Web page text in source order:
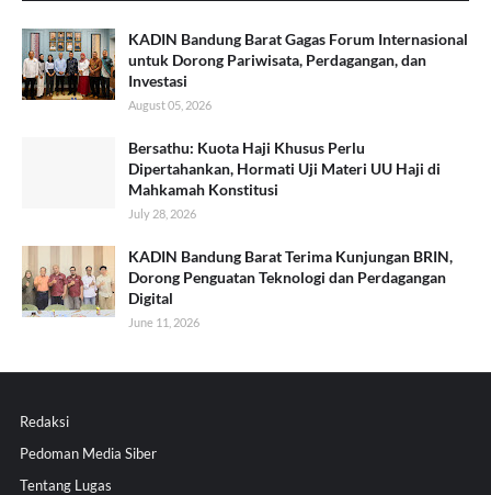
KADIN Bandung Barat Gagas Forum Internasional
untuk Dorong Pariwisata, Perdagangan, dan
Investasi
August 05, 2026
Bersathu: Kuota Haji Khusus Perlu
Dipertahankan, Hormati Uji Materi UU Haji di
Mahkamah Konstitusi
July 28, 2026
KADIN Bandung Barat Terima Kunjungan BRIN,
Dorong Penguatan Teknologi dan Perdagangan
Digital
June 11, 2026
Redaksi
Pedoman Media Siber
Tentang Lugas